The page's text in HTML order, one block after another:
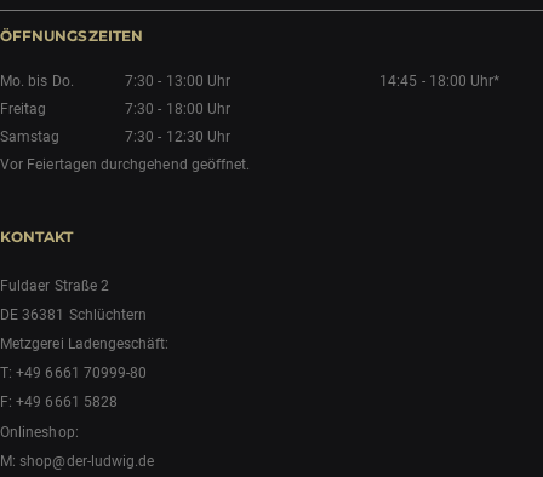
ÖFFNUNGSZEITEN
Mo. bis Do. 7:30 - 13:00 Uhr
14:45 - 18:00 Uhr*
Freitag
7:30 - 18:00 Uhr
Samstag
7:30 - 12:30 Uhr
Vor Feiertagen durchgehend geöffnet.
KONTAKT
Fuldaer Straße 2
DE 36381 Schlüchtern
Metzgerei Ladengeschäft:
T:+49 6661 70999-80
F: +49 6661 5828
Onlineshop:
M:shop@der-ludwig.de